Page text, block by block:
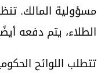
مسؤولية المالك.
الطلاء، يتم دفعه
تتطلب اللوائح